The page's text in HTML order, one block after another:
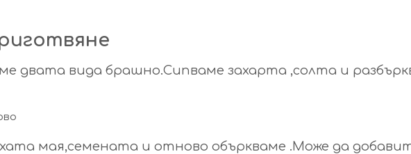
двата вида брашно.Сипваме захарта ,солта и
мая,семената и отново объркваме .Може да